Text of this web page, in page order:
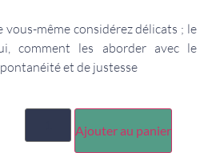
même considérez délicats ; le
comment les aborder avec le
et de justesse
Ajouter au panier